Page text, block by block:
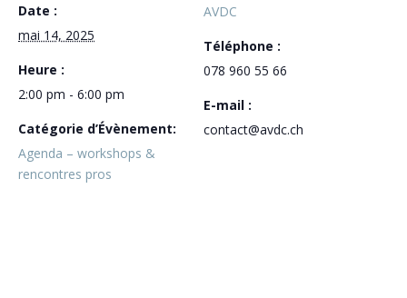
Date :
mai 14, 2025
Heure :
2:00 pm - 6:00 pm
Catégorie d’Évènement:
Agenda – workshops &
rencontres pros
AVDC
Téléphone :
078 960 55 66
E-mail :
contact@avdc.ch